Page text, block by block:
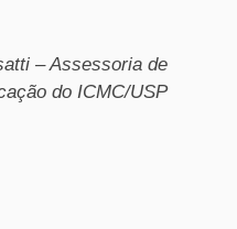
– Assessoria de
do ICMC/USP